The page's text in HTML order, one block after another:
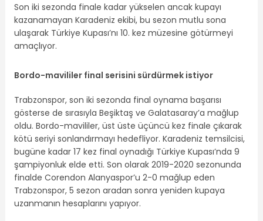
Son iki sezonda finale kadar yükselen ancak kupayı
kazanamayan Karadeniz ekibi, bu sezon mutlu sona
ulaşarak Türkiye Kupası’nı 10. kez müzesine götürmeyi
amaçlıyor.
Bordo-mavililer final serisini sürdürmek istiyor
Trabzonspor, son iki sezonda final oynama başarısı
gösterse de sırasıyla Beşiktaş ve Galatasaray’a mağlup
oldu. Bordo-mavililer, üst üste üçüncü kez finale çıkarak
kötü seriyi sonlandırmayı hedefliyor. Karadeniz temsilcisi,
bugüne kadar 17 kez final oynadığı Türkiye Kupası’nda 9
şampiyonluk elde etti. Son olarak 2019-2020 sezonunda
finalde Corendon Alanyaspor’u 2-0 mağlup eden
Trabzonspor, 5 sezon aradan sonra yeniden kupaya
uzanmanın hesaplarını yapıyor.